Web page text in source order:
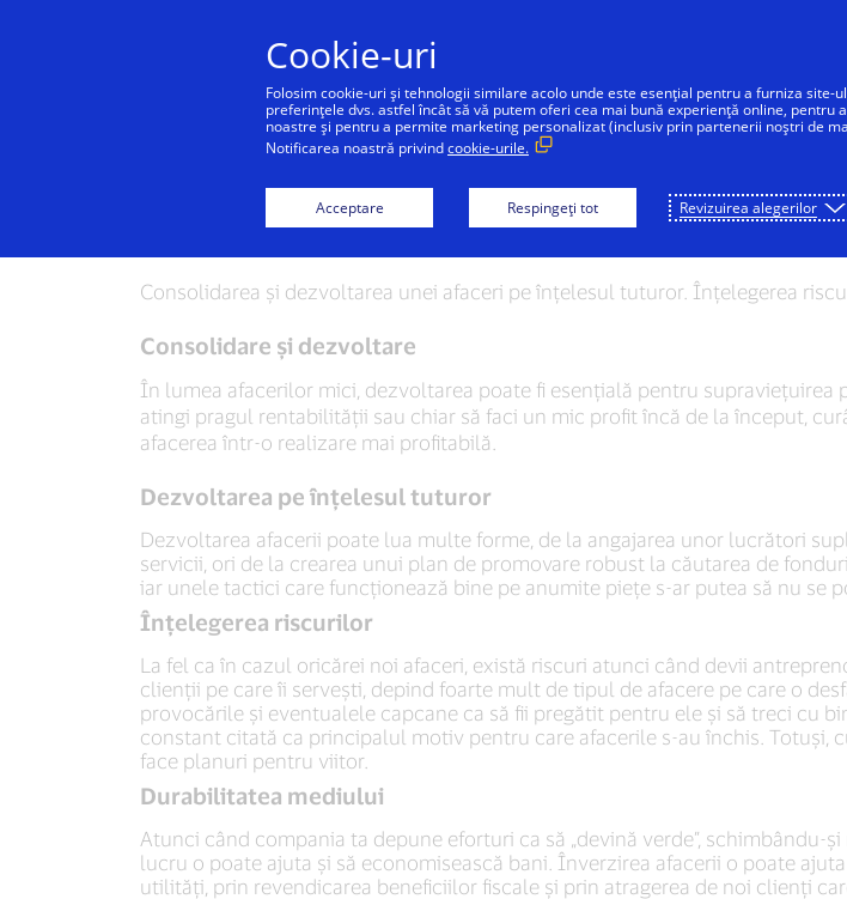
Cum să
Consolidarea și dezvoltarea unei afaceri pe înțelesul tuturor. Înțelegerea
Consolidare și dezvoltare
În lumea afacerilor mici, dezvoltarea poate fi esențială pentru supraviețuirea
atingi pragul rentabilității sau chiar să faci un mic profit încă de la început,
afacerea într-o realizare mai profitabilă.
Dezvoltarea pe înțelesul tuturor
Dezvoltarea afacerii poate lua multe forme, de la angajarea unor lucrători
servicii, ori de la crearea unui plan de promovare robust la căutarea de
iar unele tactici care funcționează bine pe anumite piețe s-ar putea să nu se
Înțelegerea riscurilor
La fel ca în cazul oricărei noi afaceri, există riscuri atunci când devii
clienții pe care îi servești, depind foarte mult de tipul de afacere pe care o
provocările și eventualele capcane ca să fii pregătit pentru ele și să treci cu
constant citată ca principalul motiv pentru care afacerile s-au închis.
face planuri pentru viitor.
Durabilitatea mediului
Atunci când compania ta depune eforturi ca să „devină verde”, schimbându-
lucru o poate ajuta și să economisească bani. Înverzirea afacerii o poate
utilități, prin revendicarea beneficiilor fiscale și prin atragerea de noi clienți
Cookie-uri
Folosim cookie-uri și tehnologii similare acolo unde este esențial pentru a furniza site-
preferințele dvs. astfel încât să vă putem oferi cea mai bună experiență online, pentru
noastre și pentru a permite marketing personalizat (inclusiv prin partenerii noștri de
Notificarea noastră privindcookie-urile.
Acceptare Respingeți tot Revizuirea alegerilor